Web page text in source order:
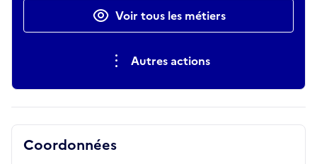
Voir tous les métiers
Autres actions
Coordonnées